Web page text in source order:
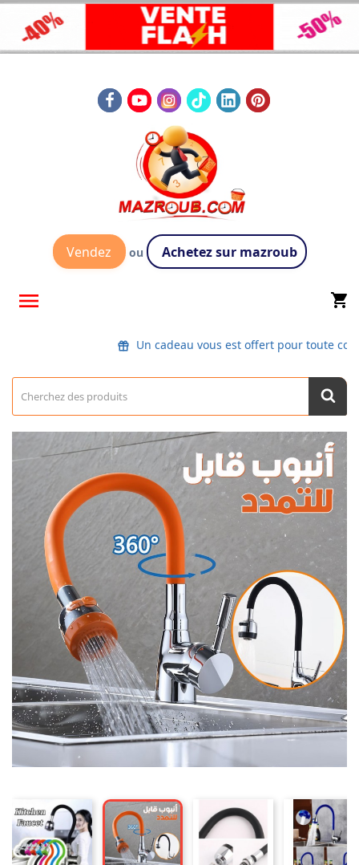
Vendez ou Achetez sur mazroub
 shopping_cart
Un cadeau vous est offert pour toute